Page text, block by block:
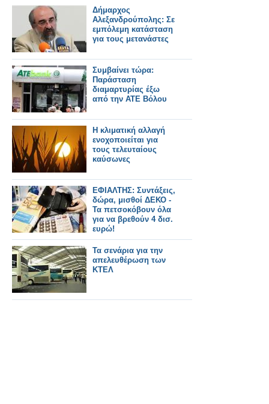
Δήμαρχος
Αλεξανδρούπολης: Σε
εμπόλεμη κατάσταση
για τους μετανάστες
Συμβαίνει τώρα:
Παράσταση
διαμαρτυρίας έξω
από την ΑΤΕ Βόλου
Η κλιματική αλλαγή
ενοχοποιείται για
τους τελευταίους
καύσωνες
ΕΦΙΑΛΤΗΣ: Συντάξεις,
δώρα, μισθοί ΔΕΚΟ -
Τα πετσοκόβουν όλα
για να βρεθούν 4 δισ.
ευρώ!
Τα σενάρια για την
απελευθέρωση των
ΚΤΕΛ